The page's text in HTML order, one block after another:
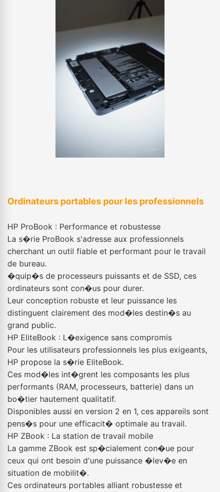
Ordinateurs portables pour les professionnels
HP ProBook : Performance et robustesse
La s�rie ProBook s'adresse aux professionnels
cherchant un outil fiable et performant pour le travail
de bureau.
�quip�s de processeurs puissants et de SSD, ces
ordinateurs sont con�us pour durer.
Leur conception robuste et leur puissance les
distinguent clairement des mod�les destin�s au
grand public.
HP EliteBook : L�exigence sans compromis
Pour les utilisateurs professionnels les plus exigeants,
HP propose la s�rie EliteBook.
Ces mod�les int�grent les composants les plus
performants (RAM, processeurs, batterie) dans un
bo�tier hautement qualitatif.
Disponibles aussi en version 2 en 1, ces appareils sont
pens�s pour une efficacit� optimale au travail.
HP ZBook : La station de travail mobile
La gamme ZBook est sp�cialement con�ue pour
ceux qui ont besoin d'une puissance �lev�e en
situation de mobilit�.
Ces ordinateurs portables alliant robustesse et